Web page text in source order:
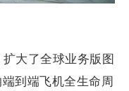
大了全球业务版图
到端飞机全生命周